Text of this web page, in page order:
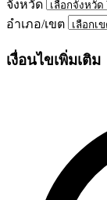
จังหวัด
อำเภอ/เขต
เงื่อนไขเพิ่มเติม